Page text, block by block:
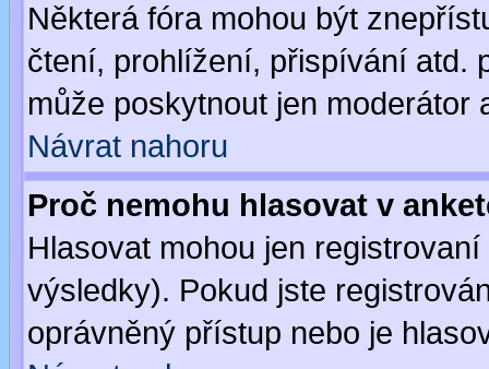
Některá fóra mohou být
čtení, prohlížení, přispívání atd.
může poskytnout jen moderátor
Návrat nahoru
Proč nemohu hlasovat v
Hlasovat mohou jen
výsledky). Pokud jste
oprávněný přístup nebo je